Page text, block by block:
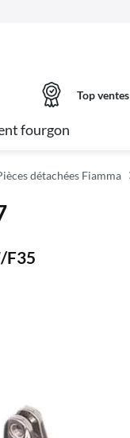
Top ventes
fourgon
détachées Fiamma
F35